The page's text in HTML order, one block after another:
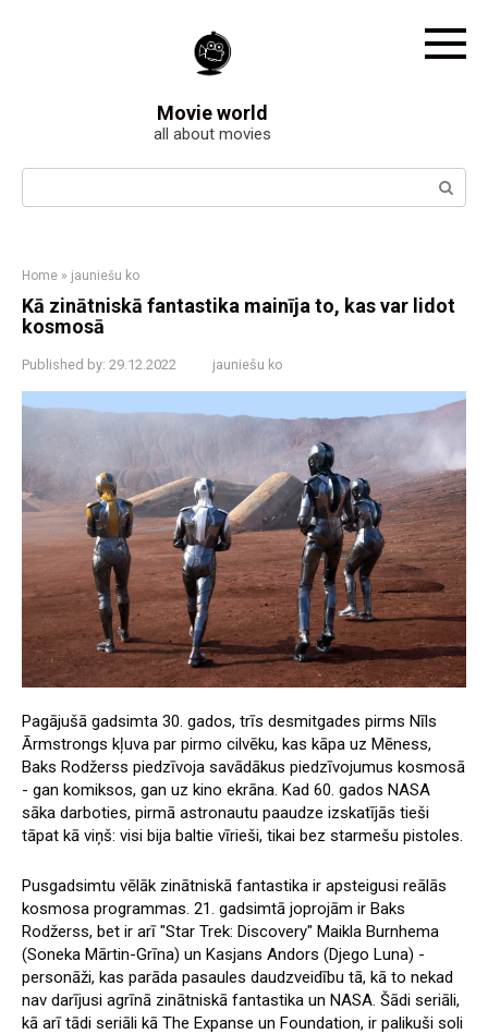
Movie world
all about movies
Search:
Home » jauniešu ko
Kā zinātniskā fantastika mainīja to, kas var lidot
kosmosā
Published by: 29.12.2022 jauniešu ko
Pagājušā gadsimta 30. gados, trīs desmitgades pirms Nīls
Ārmstrongs kļuva par pirmo cilvēku, kas kāpa uz Mēness,
Baks Rodžerss piedzīvoja savādākus piedzīvojumus kosmosā
- gan komiksos, gan uz kino ekrāna. Kad 60. gados NASA
sāka darboties, pirmā astronautu paaudze izskatījās tieši
tāpat kā viņš: visi bija baltie vīrieši, tikai bez starmešu pistoles.
Pusgadsimtu vēlāk zinātniskā fantastika ir apsteigusi reālās
kosmosa programmas. 21. gadsimtā joprojām ir Baks
Rodžerss, bet ir arī "Star Trek: Discovery" Maikla Burnhema
(Soneka Mārtin-Grīna) un Kasjans Andors (Djego Luna) -
personāži, kas parāda pasaules daudzveidību tā, kā to nekad
nav darījusi agrīnā zinātniskā fantastika un NASA. Šādi seriāli,
kā arī tādi seriāli kā The Expanse un Foundation, ir palikuši soli